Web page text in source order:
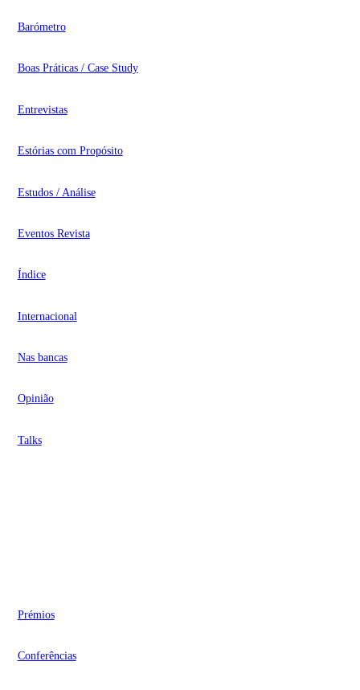
Barómetro
Boas Práticas / Case Study
Entrevistas
Estórias com Propósito
Estudos / Análise
Eventos Revista
Índice
Internacional
Nas bancas
Opinião
Talks
Prémios
Conferências